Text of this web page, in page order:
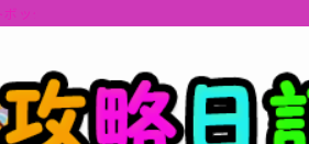
ックスの情報を最速で提供しビンゴのおすす